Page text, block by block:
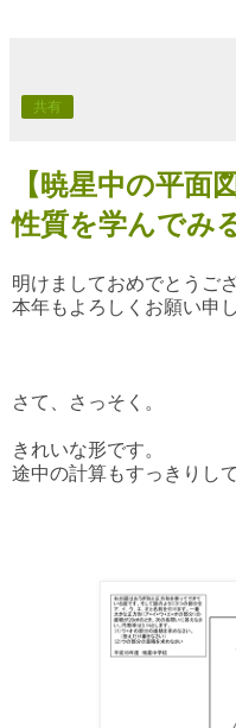
共有
【暁星中の平面
性質を学んでみ
明けましておめでとうご
本年もよろしくお願い申
さて、さっそく。
きれいな形です。
途中の計算もすっきりし